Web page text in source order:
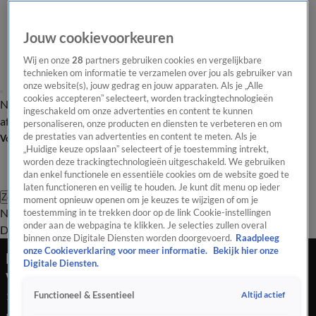
Nieuws van de DagOpinie van de Dag Onze categorieën Laatste
afleveringVideo's Nieuws van de Dag Podcast
Volg Nieuws van de Dag
Zoeken
Nieuws van de DagOpinie van de
Dag
Video'sUitzendingen PodcastPanelContact
Bloemist in zwaar weer: zijn bloemen nog wel
van deze tijd?
14 aug 2025, 18:42
Jouw cookievoorkeuren
Wij en onze28 partners gebruiken cookies en vergelijkbare
technieken om informatie te verzamelen over jou als gebruiker van
onze website(s), jouw gedrag en jouw apparaten. Als je „Alle
cookies accepteren” selecteert, worden trackingtechnologieën
ingeschakeld om onze advertenties en content te kunnen
personaliseren, onze producten en diensten te verbeteren en om
de prestaties van advertenties en content te meten. Als je
„Huidige keuze opslaan” selecteert of je toestemming intrekt,
worden deze trackingtechnologieën uitgeschakeld. We gebruiken
dan enkel functionele en essentiële cookies om de website goed te
laten functioneren en veilig te houden. Je kunt dit menu op ieder
moment opnieuw openen om je keuzes te wijzigen of om je
toestemming in te trekken door op de link Cookie-instellingen
onder aan de webpagina te klikken. Je selecties zullen overal
binnen onze Digitale Diensten worden doorgevoerd. Raadpleeg
onze Cookieverklaring voor meer informatie.
Bekijk hier onze
Digitale Diensten.
Functioneel & Essentieel Altijd actief